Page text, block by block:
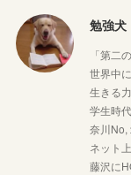
勉強犬
「第二
世界中
生きる
学生時
奈川No,
ネット
藤沢に